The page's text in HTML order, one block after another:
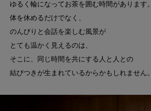
ゆるく輪になってお茶を囲む時間があります。
体を休めるだけでなく、
のんびりと会話を楽しむ風景が
とても温かく見えるのは、
そこに、同じ時間を共にする人と人との
結びつきが生まれているからかもしれません。